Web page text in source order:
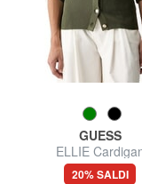
GUESS
ELLIE
20% SALDI